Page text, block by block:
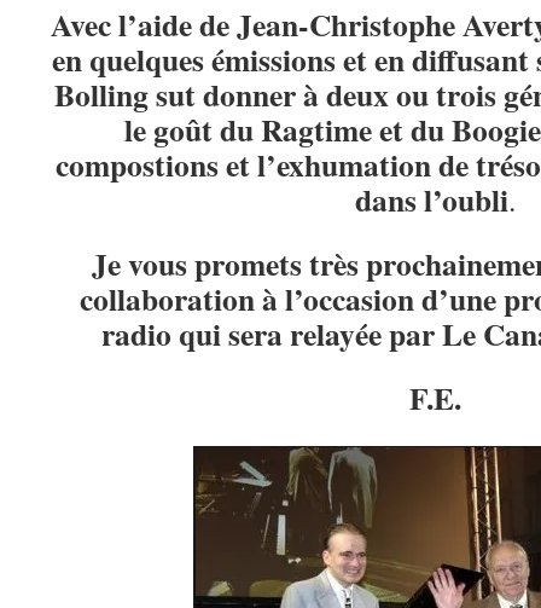
Avec l’aide de Jean-Christophe
en quelques émissions et en
Bolling sut donner à deux ou trois
le goût du Ragtime et du
compostions et l’exhumation de
dans l’oubli.
Je vous promets très
collaboration à l’occasion d’une
radio qui sera relayée par Le
F.E.